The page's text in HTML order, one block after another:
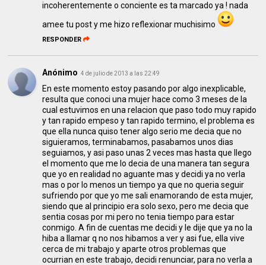
incoherentemente o conciente es ta marcado ya ! nada
amee tu post y me hizo reflexionar muchisimo
RESPONDER
Anónimo 4 de julio de 2013 a las 22:49
En este momento estoy pasando por algo inexplicable,
resulta que conoci una mujer hace como 3 meses de la
cual estuvimos en una relacion que paso todo muy rapido
y tan rapido empeso y tan rapido termino, el problema es
que ella nunca quiso tener algo serio me decia que no
siguieramos, terminabamos, pasabamos unos dias
seguiamos, y asi paso unas 2 veces mas hasta que llego
el momento que me lo decia de una manera tan segura
que yo en realidad no aguante mas y decidi ya no verla
mas o por lo menos un tiempo ya que no queria seguir
sufriendo por que yo me sali enamorando de esta mujer,
siendo que al principio era solo sexo, pero me decia que
sentia cosas por mi pero no tenia tiempo para estar
conmigo. A fin de cuentas me decidi y le dije que ya no la
hiba a llamar q no nos hibamos a ver y asi fue, ella vive
cerca de mi trabajo y aparte otros problemas que
ocurrian en este trabajo, decidi renunciar, para no verla a